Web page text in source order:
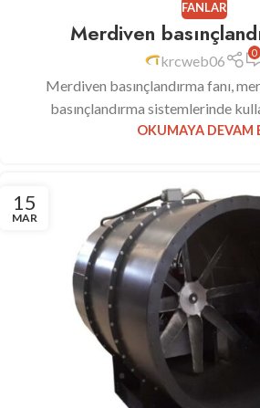
FANLAR
Merdiven
krcweb06 0
Merdiven basınçlandırma fanı,
basınçlandırma sistemlerinde
OKUMAYA DEVAM
15
MAR